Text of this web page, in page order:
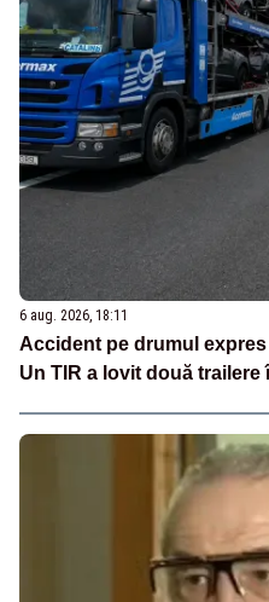
6 aug. 2026, 18:11
Accident pe drumul
Un TIR a lovit două